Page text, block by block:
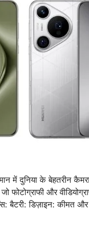
दुनिया के बेहतरीन कैमरा
फोटोग्राफी और
बैटरी: डिज़ाइन: कीमत